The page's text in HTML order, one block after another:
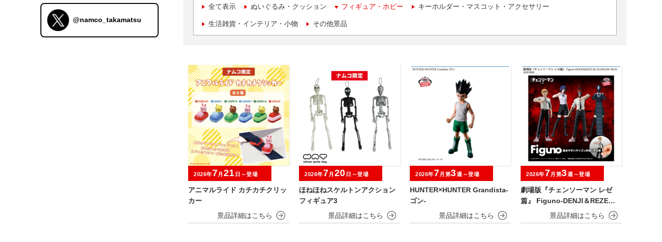
全て表示 ぬいぐるみ・クッション フィギュア・ホビー キーホルダー・マスコット・アクセサリー
生活雑貨・インテリア・小物 その他景品
アニマルライド カチカチクリッ
カー
2026年7 月 21 日～登場
ほねほねスケルトンアクション
フィギュア3
2026年7 月 20 日～登場
HUNTER×HUNTER Grandista-
ゴン-
2026年7 月第3週～登場
劇場版『チェンソーマン レゼ
篇』 Figuno-DENJI＆REZE＆C
HAINSAW MAN＆BOMB-
2026年7 月第3週～登場
@namco_takamatsu